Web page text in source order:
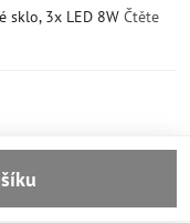
sklo, 3x LED 8W Čtěte